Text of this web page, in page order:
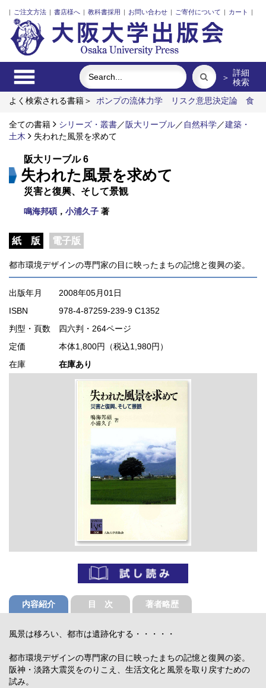
| ご注文方法 | 書店様へ | 教科書採用 | お問い合わせ | ご寄付について | カート |
＞ 詳細
検索
よく検索される書籍＞
ポンプの流体力学 リスク意思決定論
食
欧諸国と日本の介護
明治・大正・昭和の細菌学者たち
全ての書籍 シリーズ・叢書／ 阪大リーブル／ 自然科学／建築・
土木
失われた風景を求めて
阪大リーブル 6
失われた風景を求めて
災害と復興、そして景観
鳴海邦碩 ， 小浦久子 著
紙 版 電子版
都市環境デザインの専門家の目に映ったまちの記憶と復興の姿。
出版年月
2008年05月01日
ISBN
978-4-87259-239-9 C1352
判型・頁数 四六判・264ページ
定価
本体1,800円（税込1,980円）
在庫
在庫あり
内容紹介 目 次 著者略歴
風景は移ろい、都市は遺跡化する・・・・・
都市環境デザインの専門家の目に映ったまちの記憶と復興の姿。
阪神・淡路大震災をのりこえ、生活文化と風景を取り戻すための
試み。